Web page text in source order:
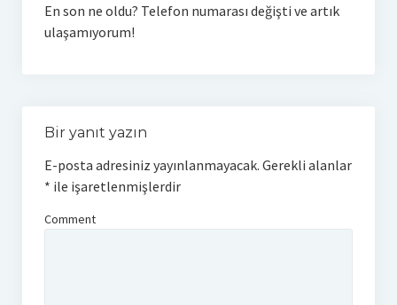
En son ne oldu? Telefon numarası değişti ve artık
ulaşamıyorum!
Bir yanıt yazın
E-posta adresiniz yayınlanmayacak. Gerekli alanlar
* ile işaretlenmişlerdir
Comment